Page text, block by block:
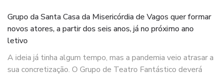
Grupo da Santa Casa da Misericórdia de Vagos quer formar
novos atores, a partir dos seis anos, já no próximo ano
letivo
A ideia já tinha algum tempo, mas a pandemia veio atrasar a
sua concretização. O Grupo de Teatro Fantástico deverá